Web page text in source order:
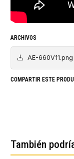
ARCHIVOS
AE-660V11.png
COMPARTIR ESTE
También